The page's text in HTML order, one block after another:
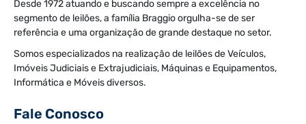
Desde 1972 atuando e buscando sempre a excelência no
segmento de leilões, a família Braggio orgulha-se de ser
referência e uma organização de grande destaque no setor.
Somos especializados na realização de leilões de Veículos,
Imóveis Judiciais e Extrajudiciais, Máquinas e Equipamentos,
Informática e Móveis diversos.
Fale Conosco